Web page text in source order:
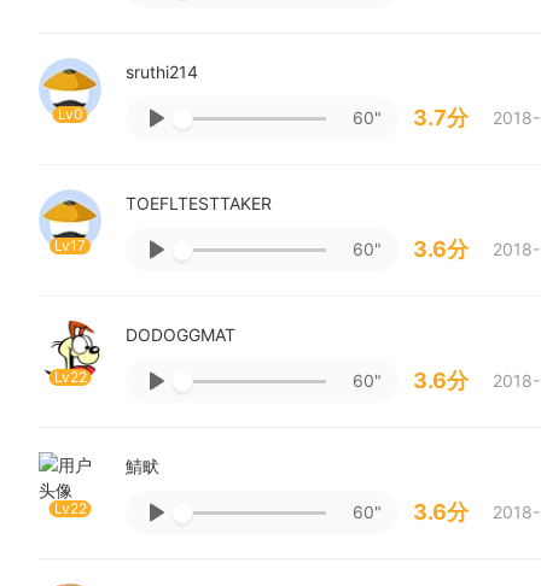
Lv0
sruthi214
60" 3.7分
Lv17
TOEFLTESTTAKER
60" 3.6分
Lv22
DODOGGMAT
60" 3.6分
Lv22
鯖畎
60" 3.6分